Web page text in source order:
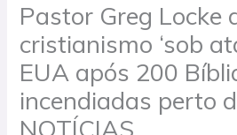
Pastor Greg Locke
cristianismo ‘sob
EUA após 200
incendiadas perto